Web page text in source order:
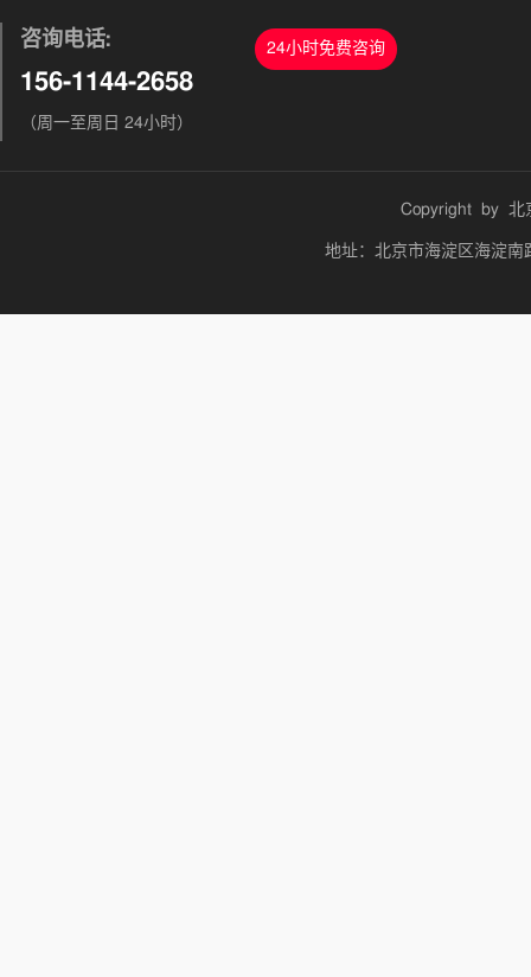
咨询电话:
156-1144-2658
（周一至周日 24小时）
24小时免费咨询
Copyright by 北
地址：北京市海淀区海淀